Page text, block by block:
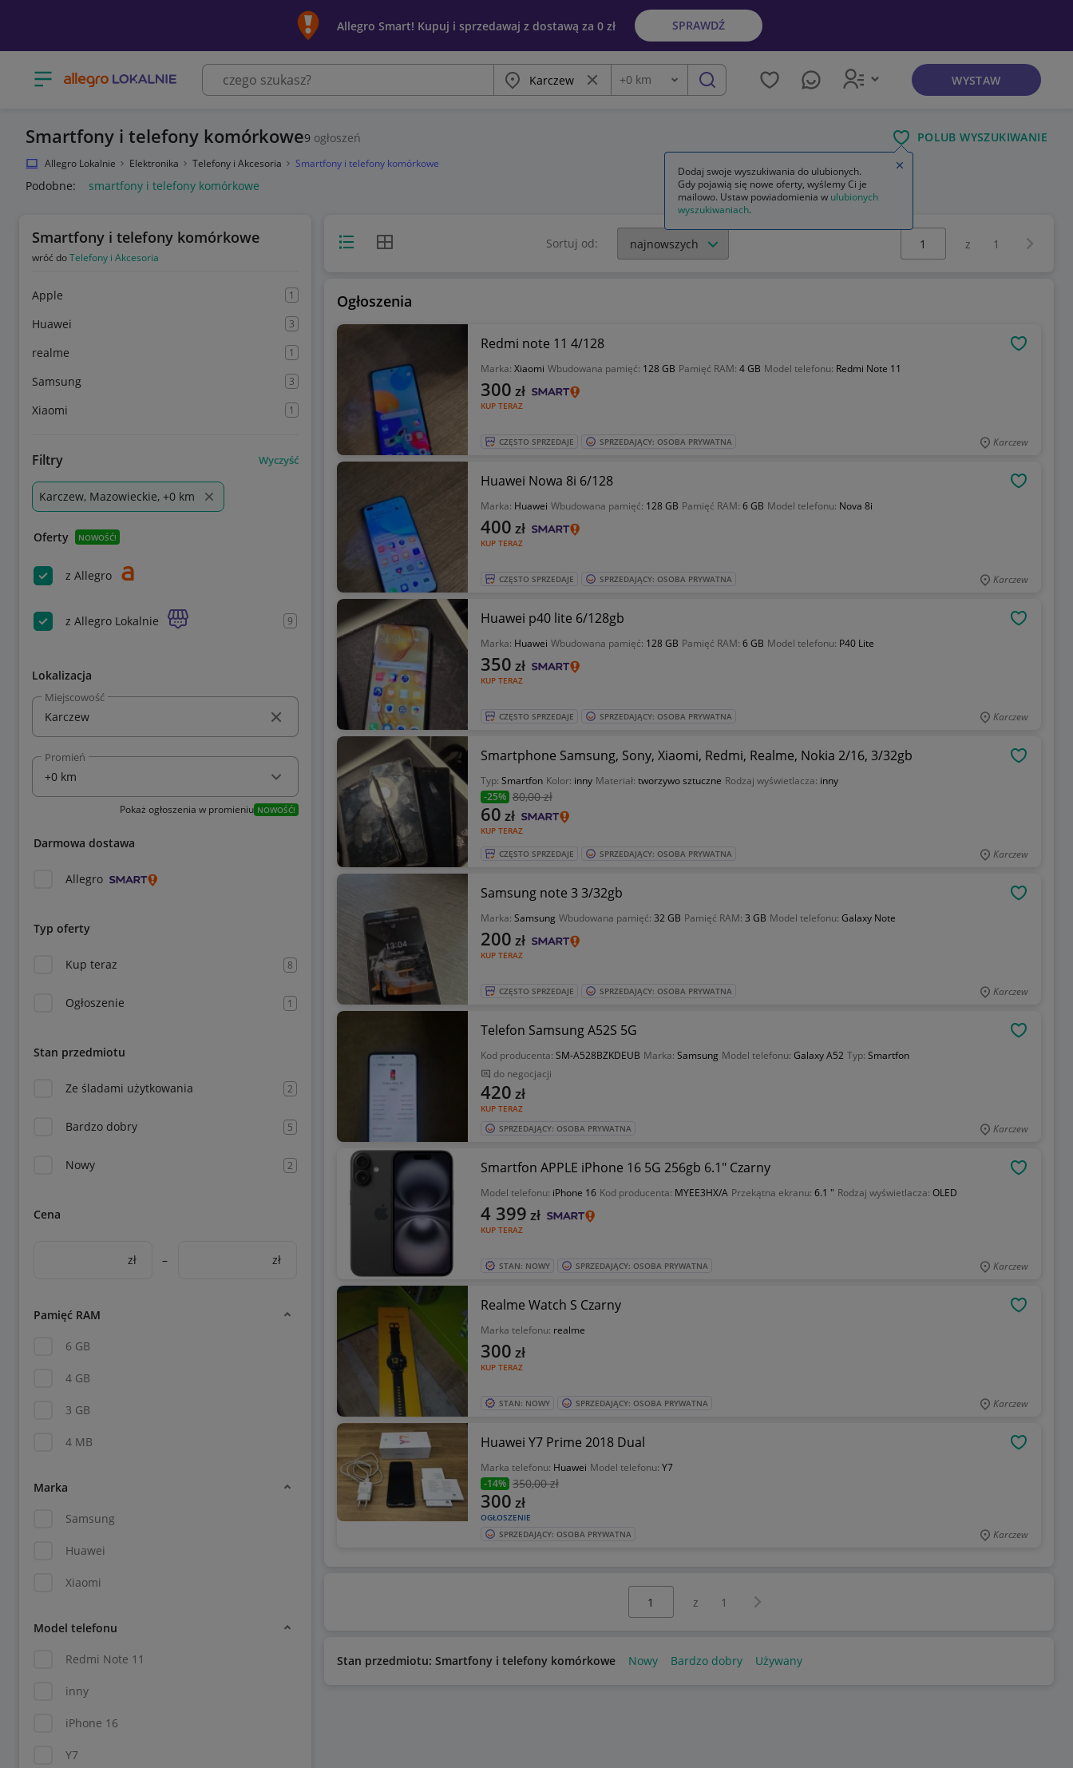
Allegro Smart! Kupuj i sprzedawaj z dostawą za 0 zł SPRAWDŹ
Otwórz menu z kategoriami Miasto Wyczyść frazę
Odległość
+0 km szukaj WYSTAW
Smartfony i telefony komórkowe9 ogłoszeń POLUB WYSZUKIWANIE
Allegro Lokalnie Elektronika Telefony i Akcesoria Smartfony i telefony komórkowe
Podobne: smartfony i telefony komórkowe
Smartfony i telefony komórkowe
wróć doTelefony i Akcesoria
Apple 1
Huawei 3
realme 1
Samsung 3
Xiaomi 1
Filtry Wyczyść
Karczew, Mazowieckie, +0 km
Oferty NOWOŚĆ!
z Allegro
z Allegro Lokalnie 9
Lokalizacja
Miejscowość
Promień
Pokaż ogłoszenia w promieniu NOWOŚĆ!
Darmowa dostawa
Allegro
Typ oferty
Kup teraz 8
Ogłoszenie 1
Stan przedmiotu
Ze śladami użytkowania 2
Bardzo dobry 5
Nowy 2
Cena
zł – zł
Pamięć RAM
6 GB
4 GB
3 GB
4 MB
Marka
Samsung
Huawei
Xiaomi
Model telefonu
Redmi Note 11
inny
iPhone 16
Y7
Widok listyWidok siatki Sortuj od:
Wybierz stronę:
z 1
Ogłoszenia
Redmi note 11 4/128
Marka: Xiaomi Wbudowana pamięć: 128 GB Pamięć RAM: 4 GB Model telefonu: Redmi Note 11
KUP TERAZ
300 zł
CZĘSTO SPRZEDAJE SPRZEDAJĄCY: OSOBA PRYWATNA Karczew
Huawei Nowa 8i 6/128
Marka: Huawei Wbudowana pamięć: 128 GB Pamięć RAM: 6 GB Model telefonu: Nova 8i
KUP TERAZ
400 zł
CZĘSTO SPRZEDAJE SPRZEDAJĄCY: OSOBA PRYWATNA Karczew
Huawei p40 lite 6/128gb
Marka: Huawei Wbudowana pamięć: 128 GB Pamięć RAM: 6 GB Model telefonu: P40 Lite
KUP TERAZ
350 zł
CZĘSTO SPRZEDAJE SPRZEDAJĄCY: OSOBA PRYWATNA Karczew
Smartphone Samsung, Sony, Xiaomi, Redmi, Realme, Nokia 2/16, 3/32gb
Typ: Smartfon Kolor: inny Materiał: tworzywo sztuczne Rodzaj wyświetlacza: inny
-25% 80,00 zł
KUP TERAZ
60 zł
CZĘSTO SPRZEDAJE SPRZEDAJĄCY: OSOBA PRYWATNA Karczew
Samsung note 3 3/32gb
Marka: Samsung Wbudowana pamięć: 32 GB Pamięć RAM: 3 GB Model telefonu: Galaxy Note
KUP TERAZ
200 zł
CZĘSTO SPRZEDAJE SPRZEDAJĄCY: OSOBA PRYWATNA Karczew
Telefon Samsung A52S 5G
Kod producenta: SM-A528BZKDEUB Marka: Samsung Model telefonu: Galaxy A52 Typ: Smartfon
do negocjacji
KUP TERAZ
420 zł
SPRZEDAJĄCY: OSOBA PRYWATNA Karczew
Smartfon APPLE iPhone 16 5G 256gb 6.1" Czarny
Model telefonu: iPhone 16 Kod producenta: MYEE3HX/A Przekątna ekranu: 6.1 " Rodzaj wyświetlacza: OLED
KUP TERAZ
4 399 zł
STAN: NOWY SPRZEDAJĄCY: OSOBA PRYWATNA Karczew
Realme Watch S Czarny
Marka telefonu: realme
KUP TERAZ
300 zł
STAN: NOWY SPRZEDAJĄCY: OSOBA PRYWATNA Karczew
Huawei Y7 Prime 2018 Dual
Marka telefonu: Huawei Model telefonu: Y7
-14% 350,00 zł
OGŁOSZENIE
300 zł
SPRZEDAJĄCY: OSOBA PRYWATNA Karczew
z 1 Następna strona
Stan przedmiotu: Smartfony i telefony komórkowe Nowy Bardzo dobry Używany
Dodaj swoje wyszukiwania do ulubionych.
Gdy pojawią się nowe oferty, wyślemy Ci je
mailowo. Ustaw powiadomienia w ulubionych
wyszukiwaniach.
Zamknij wskazówkę